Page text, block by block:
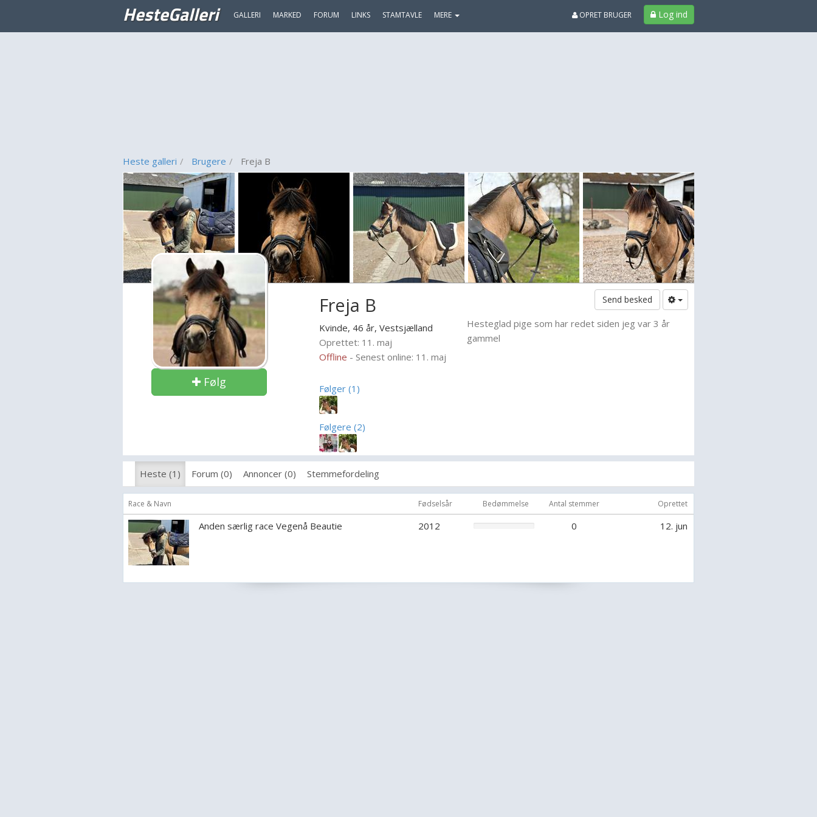
HesteGalleri GALLERI MARKED FORUM LINKS STAMTAVLE MERE Log ind
OPRET BRUGER
Heste galleri Brugere Freja B
Følg
Freja B
Kvinde, 46 år,Vestsjælland
Oprettet: 11. maj
Offline - Senest online: 11. maj
Følger (1)
Følgere (2)
Send besked
Hesteglad pige som har redet siden jeg var 3 år
gammel
Heste (1) Forum (0) Annoncer (0) Stemmefordeling
Race & Navn Fødselsår Bedømmelse Antal stemmer Oprettet
Anden særlig race Vegenå Beautie 2012 0 12. jun